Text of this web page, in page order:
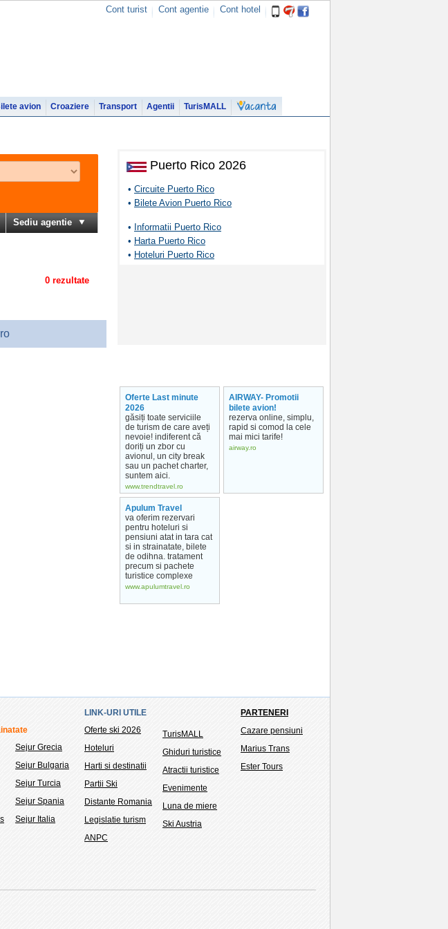
Cont turist Cont agentie Cont hotel
avion Croaziere Transport Agentii TurisMALL
Sediu agentie
0 rezultate
Puerto Rico 2026
• Circuite Puerto Rico
• Bilete Avion Puerto Rico
• Informatii Puerto Rico
• Harta Puerto Rico
• Hoteluri Puerto Rico
Oferte Last minute
2026
găsiți toate serviciile
de turism de care aveți
nevoie! indiferent că
doriți un zbor cu
avionul, un city break
sau un pachet charter,
suntem aici.
www.trendtravel.ro
AIRWAY- Promotii
bilete avion!
rezerva online, simplu,
rapid si comod la cele
mai mici tarife!
airway.ro
Apulum Travel
va oferim rezervari
pentru hoteluri si
pensiuni atat in tara cat
si in strainatate, bilete
de odihna. tratament
precum si pachete
turistice complexe
www.apulumtravel.ro
Sejur Grecia
Sejur Bulgaria
Sejur Turcia
Sejur Spania
Sejur Italia
LINK-URI UTILE
Oferte ski 2026
Hoteluri
Harti si destinatii
Partii Ski
Distante Romania
Legislatie turism
ANPC
TurisMALL
Ghiduri turistice
Atractii turistice
Evenimente
Luna de miere
Ski Austria
PARTENERI
Cazare pensiuni
Marius Trans
Ester Tours